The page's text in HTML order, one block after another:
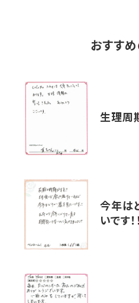
おすす
生理周
今年は
いです！！